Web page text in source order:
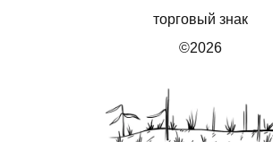
торговый знак
©2026